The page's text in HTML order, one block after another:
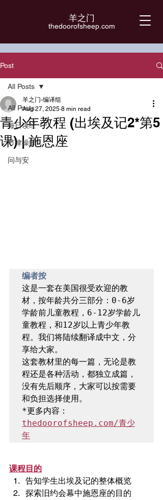
羊之门
​thedoorofsheep.com
Post
All Posts
每日读经
节律操练
问与安
All Posts
青少年教程 (出埃及记2*第5
课) | 施恩座
羊之门-编译组
Aug 27, 2025 8 min read
​编者按
这是一套在美国很受欢迎的教
材，按年龄共分三部分：0-6岁
学龄前儿童教程，6-12岁学龄儿
童教程，和12岁以上青少年教
程。我们将陆续翻译成中文，分
享给大家。
这套教材里的每一篇，无论是教
程还是各种活动，都独立成篇，
没有先后顺序，大家可以按需要
和负担选择使用。
*更多内容：
thedoorofsheep.com/青少
年
课程目的
告知学生出埃及记的整体概览
探索旧约会幕中施恩座的目的